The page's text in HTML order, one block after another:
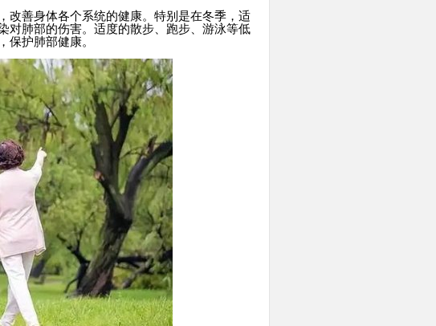
改善身体各个系统的健康。特别是在冬季，适
对肺部的伤害。适度的散步、跑步、游泳等低
保护肺部健康。